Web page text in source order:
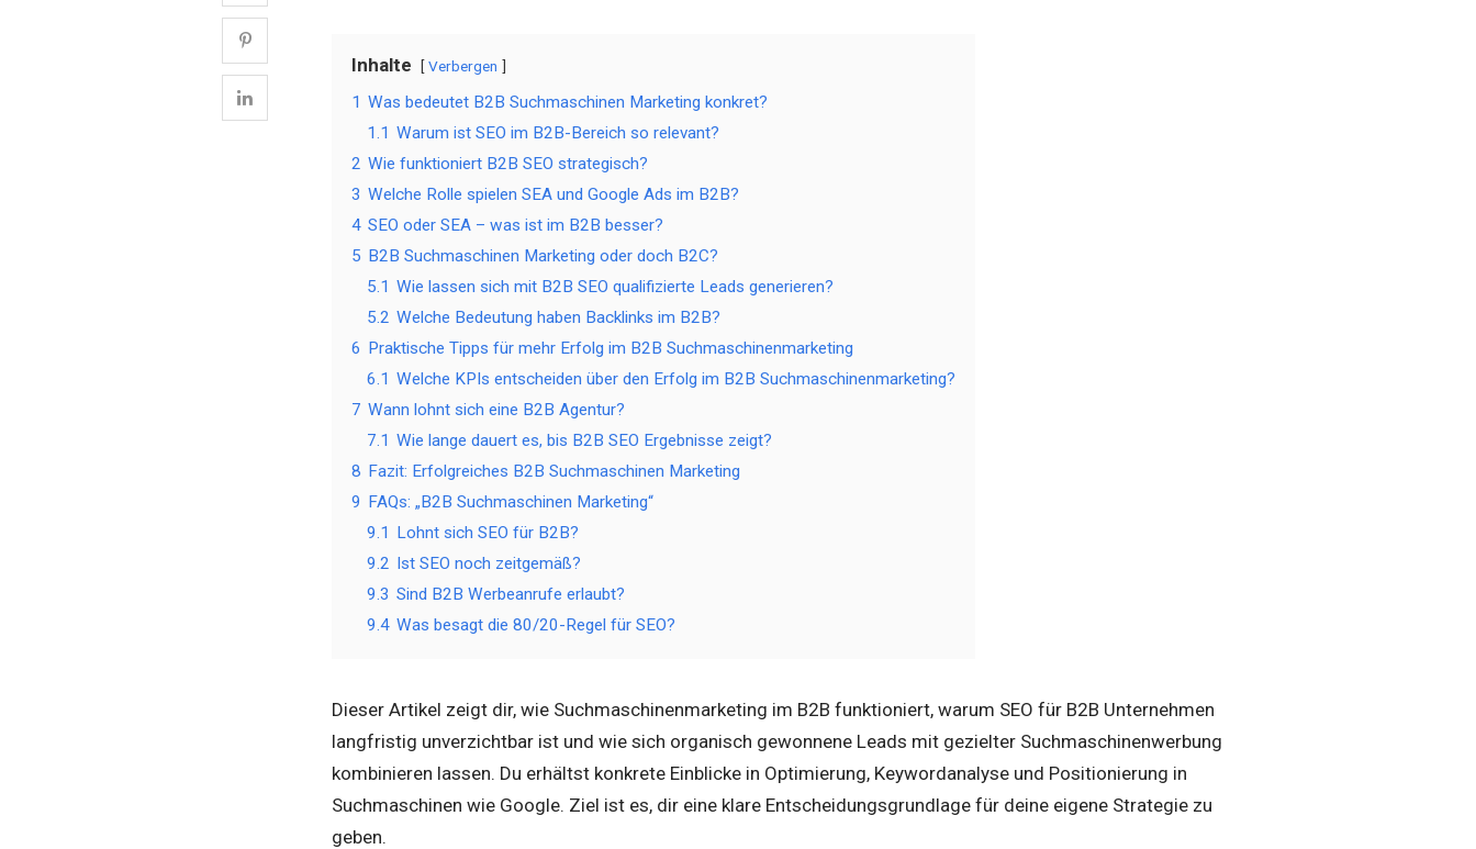
Inhalte Verbergen
1 Was bedeutet B2B Suchmaschinen Marketing konkret?
1.1 Warum ist SEO im B2B-Bereich so relevant?
2 Wie funktioniert B2B SEO strategisch?
3 Welche Rolle spielen SEA und Google Ads im B2B?
4 SEO oder SEA – was ist im B2B besser?
5 B2B Suchmaschinen Marketing oder doch B2C?
5.1 Wie lassen sich mit B2B SEO qualifizierte Leads generieren?
5.2 Welche Bedeutung haben Backlinks im B2B?
6 Praktische Tipps für mehr Erfolg im B2B Suchmaschinenmarketing
6.1 Welche KPIs entscheiden über den Erfolg im B2B Suchmaschinenmarketing?
7 Wann lohnt sich eine B2B Agentur?
7.1 Wie lange dauert es, bis B2B SEO Ergebnisse zeigt?
8 Fazit: Erfolgreiches B2B Suchmaschinen Marketing
9 FAQs: „B2B Suchmaschinen Marketing“
9.1 Lohnt sich SEO für B2B?
9.2 Ist SEO noch zeitgemäß?
9.3 Sind B2B Werbeanrufe erlaubt?
9.4 Was besagt die 80/20-Regel für SEO?
Dieser Artikel zeigt dir, wie Suchmaschinenmarketing im B2B funktioniert, warum SEO für B2B Unternehmen
langfristig unverzichtbar ist und wie sich organisch gewonnene Leads mit gezielter Suchmaschinenwerbung
kombinieren lassen. Du erhältst konkrete Einblicke in Optimierung, Keywordanalyse und Positionierung in
Suchmaschinen wie Google. Ziel ist es, dir eine klare Entscheidungsgrundlage für deine eigene Strategie zu
geben.